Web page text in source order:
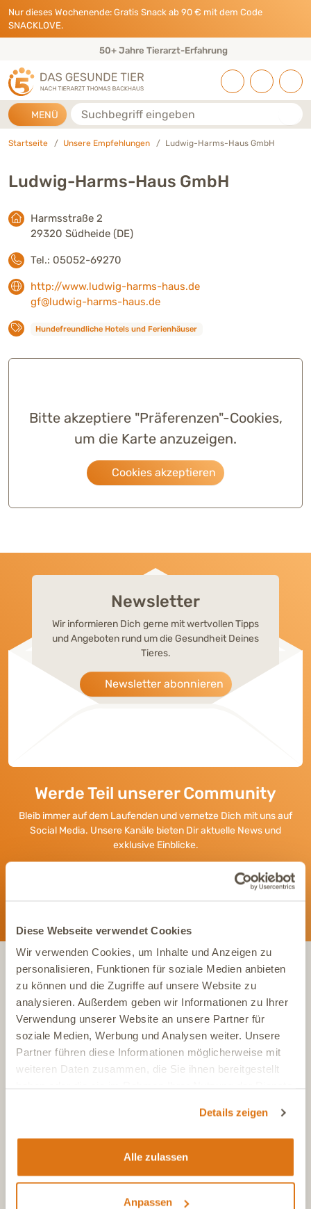
Diese Webseite verwendet Cookies
Wir verwenden Cookies, um Inhalte und Anzeigen zu
personalisieren, Funktionen für soziale Medien anbieten
zu können und die Zugriffe auf unsere Website zu
analysieren. Außerdem geben wir Informationen zu Ihrer
Verwendung unserer Website an unsere Partner für
soziale Medien, Werbung und Analysen weiter. Unsere
Partner führen diese Informationen möglicherweise mit
weiteren Daten zusammen, die Sie ihnen bereitgestellt
Details zeigen
Alle zulassen
Anpassen
Direkt zu:
INHALT
HAUPTMENÜ
FOOTER
Nur dieses Wochenende: Gratis Snack ab 90 € mit dem Code
SNACKLOVE.
50+ Jahre Tierarzt-Erfahrung
MENÜ Suche
Startseite Unsere Empfehlungen Ludwig-Harms-Haus GmbH
Ludwig-Harms-Haus GmbH
Harmsstraße 2
29320 Südheide (DE)
Tel.: 05052-69270
http://www.ludwig-harms-haus.de
gf@ludwig-harms-haus.de
Hundefreundliche Hotels und Ferienhäuser
Bitte akzeptiere "Präferenzen"-Cookies,
um die Karte anzuzeigen.
Cookies akzeptieren
Newsletter
Wir informieren Dich gerne mit wertvollen Tipps
und Angeboten rund um die Gesundheit Deines
Tieres.
Newsletter abonnieren
Werde Teil unserer Community
Bleib immer auf dem Laufenden und vernetze Dich mit uns auf
Social Media. Unsere Kanäle bieten Dir aktuelle News und
exklusive Einblicke.
KONTAKT
Tel.:+49 (0)6504 7433510
Aus dem deutschen Festnetz, Mo-Fr, 7-17 Uhr
Tel.:+43 (0)720 883 773
E-Mail
info@dasgesundetier.de
Kontaktformular / Produktberatung